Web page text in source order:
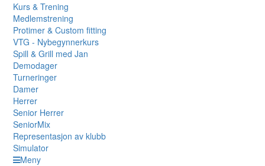
Kurs & Trening
Medlemstrening
Protimer & Custom fitting
VTG - Nybegynnerkurs
Spill & Grill med Jan
Demodager
Turneringer
Damer
Herrer
Senior Herrer
SeniorMix
Representasjon av klubb
Simulator
Meny